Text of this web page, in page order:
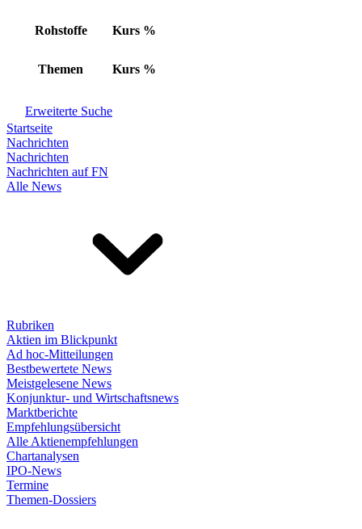
Rohstoffe Kurs %
Themen Kurs %
Erweiterte Suche
Startseite
Nachrichten
Nachrichten
Nachrichten auf FN
Alle News
Rubriken
Aktien im Blickpunkt
Ad hoc-Mitteilungen
Bestbewertete News
Meistgelesene News
Konjunktur- und Wirtschaftsnews
Marktberichte
Empfehlungsübersicht
Alle Aktienempfehlungen
Chartanalysen
IPO-News
Termine
Themen-Dossiers